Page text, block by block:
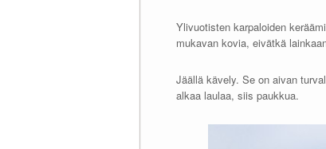
Ylivuotisten karpaloiden
mukavan kovia, eivätkä
Jäällä kävely. Se on aivan
alkaa laulaa, siis paukkua.